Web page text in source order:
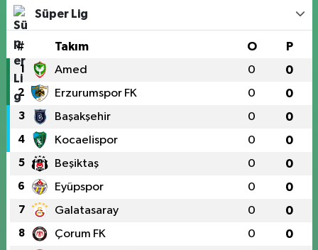
Süper Lig
# Takım O P
1 Amed 0 0
2 Erzurumspor FK 0 0
3 Başakşehir 0 0
4 Kocaelispor 0 0
5 Beşiktaş 0 0
6 Eyüpspor 0 0
7 Galatasaray 0 0
8 Çorum FK 0 0